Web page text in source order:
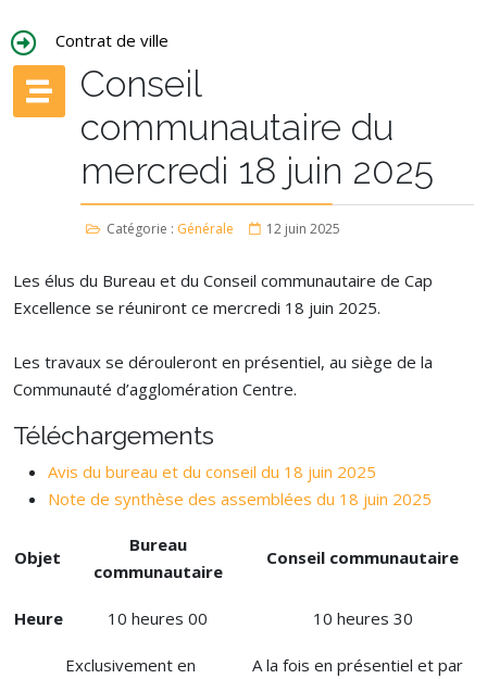
Contrat de ville
Conseil
communautaire du
mercredi 18 juin 2025
Catégorie : Générale 12 juin 2025
Les élus du Bureau et du Conseil communautaire de Cap
Excellence se réuniront ce mercredi 18 juin 2025.
Les travaux se dérouleront en présentiel, au siège de la
Communauté d’agglomération Centre.
Téléchargements
Avis du bureau et du conseil du 18 juin 2025
Note de synthèse des assemblées du 18 juin 2025
Objet
Bureau
communautaire
Conseil communautaire
Heure 10 heures 00 10 heures 30
Exclusivement en
A la fois en présentiel et par